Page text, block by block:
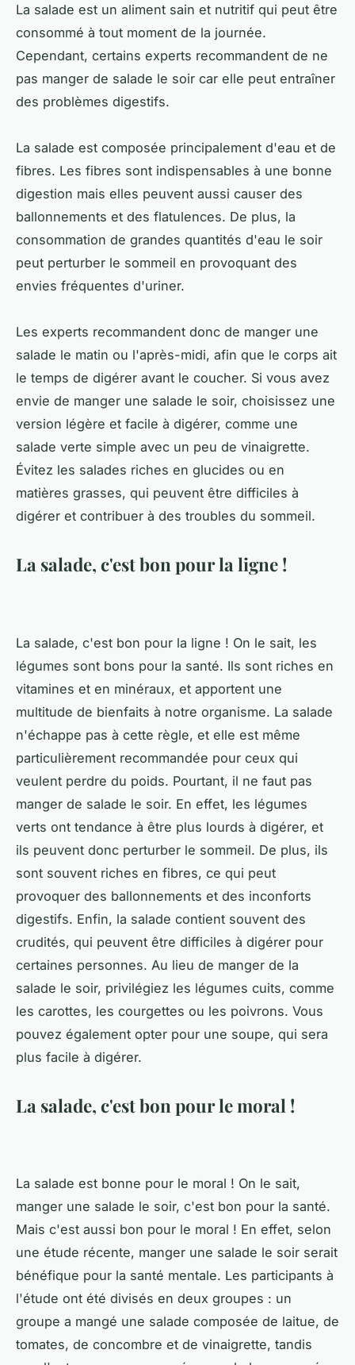
La salade est un aliment sain et nutritif qui peut être
consommé à tout moment de la journée.
Cependant, certains experts recommandent de ne
pas manger de salade le soir car elle peut entraîner
des problèmes digestifs.
La salade est composée principalement d'eau et de
fibres. Les fibres sont indispensables à une bonne
digestion mais elles peuvent aussi causer des
ballonnements et des flatulences. De plus, la
consommation de grandes quantités d'eau le soir
peut perturber le sommeil en provoquant des
envies fréquentes d'uriner.
Les experts recommandent donc de manger une
salade le matin ou l'après-midi, afin que le corps ait
le temps de digérer avant le coucher. Si vous avez
envie de manger une salade le soir, choisissez une
version légère et facile à digérer, comme une
salade verte simple avec un peu de vinaigrette.
Évitez les salades riches en glucides ou en
matières grasses, qui peuvent être difficiles à
digérer et contribuer à des troubles du sommeil.
La salade, c'est bon pour la ligne !
La salade, c'est bon pour la ligne ! On le sait, les
légumes sont bons pour la santé. Ils sont riches en
vitamines et en minéraux, et apportent une
multitude de bienfaits à notre organisme. La salade
n'échappe pas à cette règle, et elle est même
particulièrement recommandée pour ceux qui
veulent perdre du poids. Pourtant, il ne faut pas
manger de salade le soir. En effet, les légumes
verts ont tendance à être plus lourds à digérer, et
ils peuvent donc perturber le sommeil. De plus, ils
sont souvent riches en fibres, ce qui peut
provoquer des ballonnements et des inconforts
digestifs. Enfin, la salade contient souvent des
crudités, qui peuvent être difficiles à digérer pour
certaines personnes. Au lieu de manger de la
salade le soir, privilégiez les légumes cuits, comme
les carottes, les courgettes ou les poivrons. Vous
pouvez également opter pour une soupe, qui sera
plus facile à digérer.
La salade, c'est bon pour le moral !
La salade est bonne pour le moral ! On le sait,
manger une salade le soir, c'est bon pour la santé.
Mais c'est aussi bon pour le moral ! En effet, selon
une étude récente, manger une salade le soir serait
bénéfique pour la santé mentale. Les participants à
l'étude ont été divisés en deux groupes : un
groupe a mangé une salade composée de laitue, de
tomates, de concombre et de vinaigrette, tandis